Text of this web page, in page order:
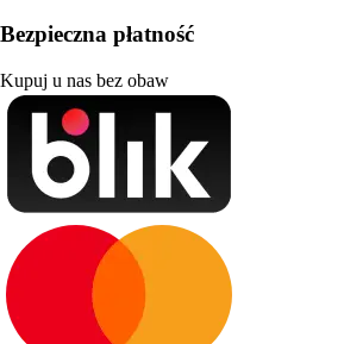
Bezpieczna płatność
Kupuj u nas bez obaw